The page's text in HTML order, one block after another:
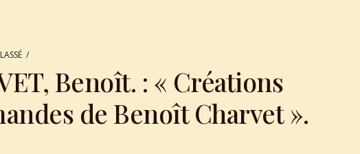
/
Benoît. : « Créations
de Benoît Charvet ».